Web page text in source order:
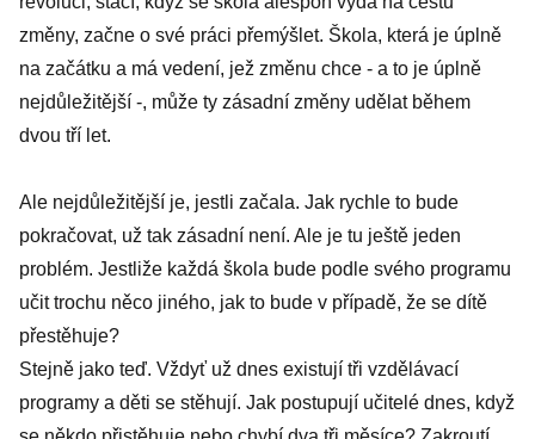
změny, začne o své práci přemýšlet. Škola, která je úplně
na začátku a má vedení, jež změnu chce - a to je úplně
nejdůležitější -, může ty zásadní změny udělat během
dvou tří let.
Ale nejdůležitější je, jestli začala. Jak rychle to bude
pokračovat, už tak zásadní není. Ale je tu ještě jeden
problém. Jestliže každá škola bude podle svého programu
učit trochu něco jiného, jak to bude v případě, že se dítě
přestěhuje?
Stejně jako teď. Vždyť už dnes existují tři vzdělávací
programy a děti se stěhují. Jak postupují učitelé dnes, když